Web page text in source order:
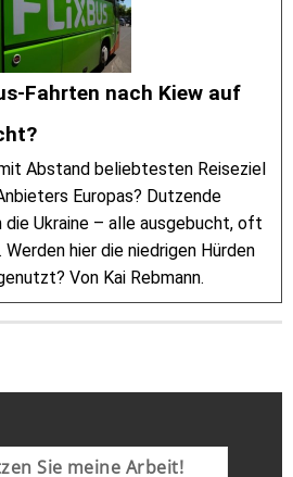
Fahrten nach Kiew auf
Abstand beliebtesten Reiseziel
Europas? Dutzende
die Ukraine – alle ausgebucht, oft
hier die niedrigen Hürden
Von Kai Rebmann.
Sie meine Arbeit!